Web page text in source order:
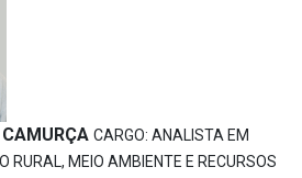
CARGO: ANALISTA EM
RURAL, MEIO AMBIENTE E RECURSOS